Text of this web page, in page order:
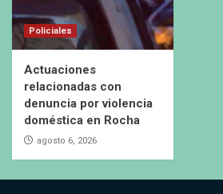
Policiales
Actuaciones
relacionadas con
denuncia por violencia
doméstica en Rocha
agosto 6, 2026